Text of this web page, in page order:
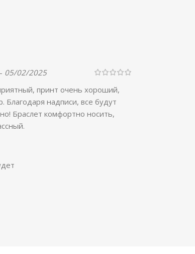
05/02/2025
принт очень хороший,
Благодаря надписи, все будут
Браслет комфортно носить,